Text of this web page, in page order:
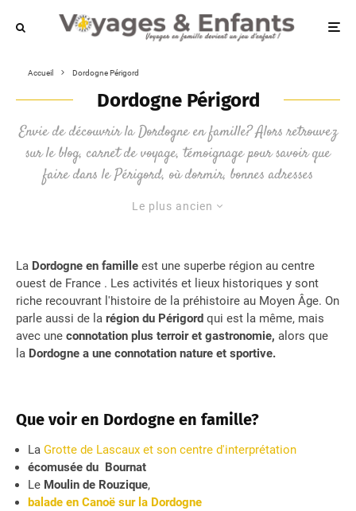
Accueil Dordogne Périgord
Dordogne Périgord
Envie de découvrir la Dordogne en famille? Alors retrouvez
sur le blog, carnet de voyage, témoignage pour savoir que
faire dans le Périgord, où dormir, bonnes adresses
Le plus ancien
La Dordogne en famille est une superbe région au centre
ouest de France . Les activités et lieux historiques y sont
riche recouvrant l'histoire de la préhistoire au Moyen Âge. On
parle aussi de la région du Périgord qui est la même, mais
avec une connotation plus terroir et gastronomie, alors que
la Dordogne a une connotation nature et sportive.
Que voir en Dordogne en famille?
La Grotte de Lascaux et son centre d'interprétation
écomusée du Bournat
Le Moulin de Rouzique,
balade en Canoë sur la Dordogne